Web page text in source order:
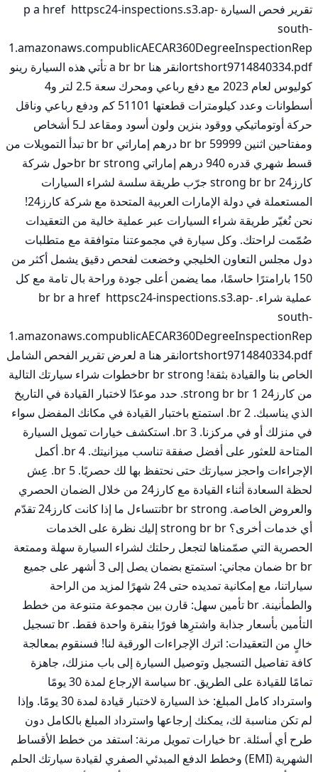
تقرير فحص السيارة p a href  httpsc24-inspections.s3.ap-
south-
1.amazonaws.compublicAECAR360DegreeInspectionRep
عملية شراء. br br a href  httpsc24-inspections.s3.ap-
south-
1.amazonaws.compublicAECAR360DegreeInspectionRep